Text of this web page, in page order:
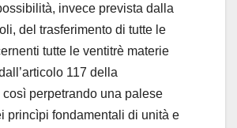
invece prevista dalla
del trasferimento di tutte le
tutte le ventitrè materie
117 della
perpetrando una palese
princìpi fondamentali di unità e